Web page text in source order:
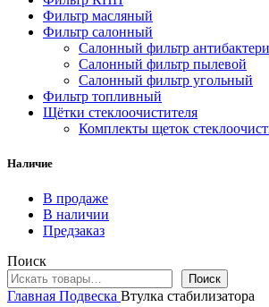
Фильтр масляный
Фильтр салонный
Салонный фильтр
Салонный фильтр пылевой
Салонный фильтр угольный
Фильтр топливный
Щётки стеклоочистителя
Комплекты щеток
Наличие
В продаже
В наличии
Предзаказ
Поиск
Поиск
Главная Подвеска Втулка стабилизатора